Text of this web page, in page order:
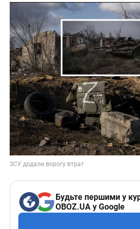
Будьте першими у
OBOZ.UA у Google